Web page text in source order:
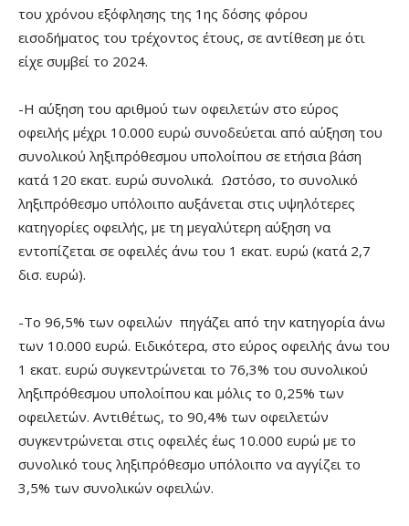
του χρόνου εξόφλησης της 1ης δόσης φόρου
εισοδήματος του τρέχοντος έτους, σε αντίθεση με ότι
είχε συμβεί το 2024.
-Η αύξηση του αριθμού των οφειλετών στο εύρος
οφειλής μέχρι 10.000 ευρώ συνοδεύεται από αύξηση του
συνολικού ληξιπρόθεσμου υπολοίπου σε ετήσια βάση
κατά 120 εκατ. ευρώ συνολικά. Ωστόσο, το συνολικό
ληξιπρόθεσμο υπόλοιπο αυξάνεται στις υψηλότερες
κατηγορίες οφειλής, με τη μεγαλύτερη αύξηση να
εντοπίζεται σε οφειλές άνω του 1 εκατ. ευρώ (κατά 2,7
δισ. ευρώ).
-Το 96,5% των οφειλών πηγάζει από την κατηγορία άνω
των 10.000 ευρώ. Ειδικότερα, στο εύρος οφειλής άνω του
1 εκατ. ευρώ συγκεντρώνεται το 76,3% του συνολικού
ληξιπρόθεσμου υπολοίπου και μόλις το 0,25% των
οφειλετών. Αντιθέτως, το 90,4% των οφειλετών
συγκεντρώνεται στις οφειλές έως 10.000 ευρώ με το
συνολικό τους ληξιπρόθεσμο υπόλοιπο να αγγίζει το
3,5% των συνολικών οφειλών.